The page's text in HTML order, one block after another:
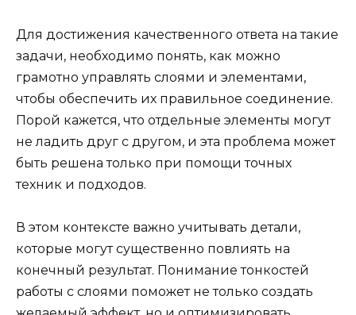
Для достижения качественного ответа на такие
задачи, необходимо понять, как можно
грамотно управлять слоями и элементами,
чтобы обеспечить их правильное соединение.
Порой кажется, что отдельные элементы могут
не ладить друг с другом, и эта проблема может
быть решена только при помощи точных
техник и подходов.
В этом контексте важно учитывать детали,
которые могут существенно повлиять на
конечный результат. Понимание тонкостей
работы с слоями поможет не только создать